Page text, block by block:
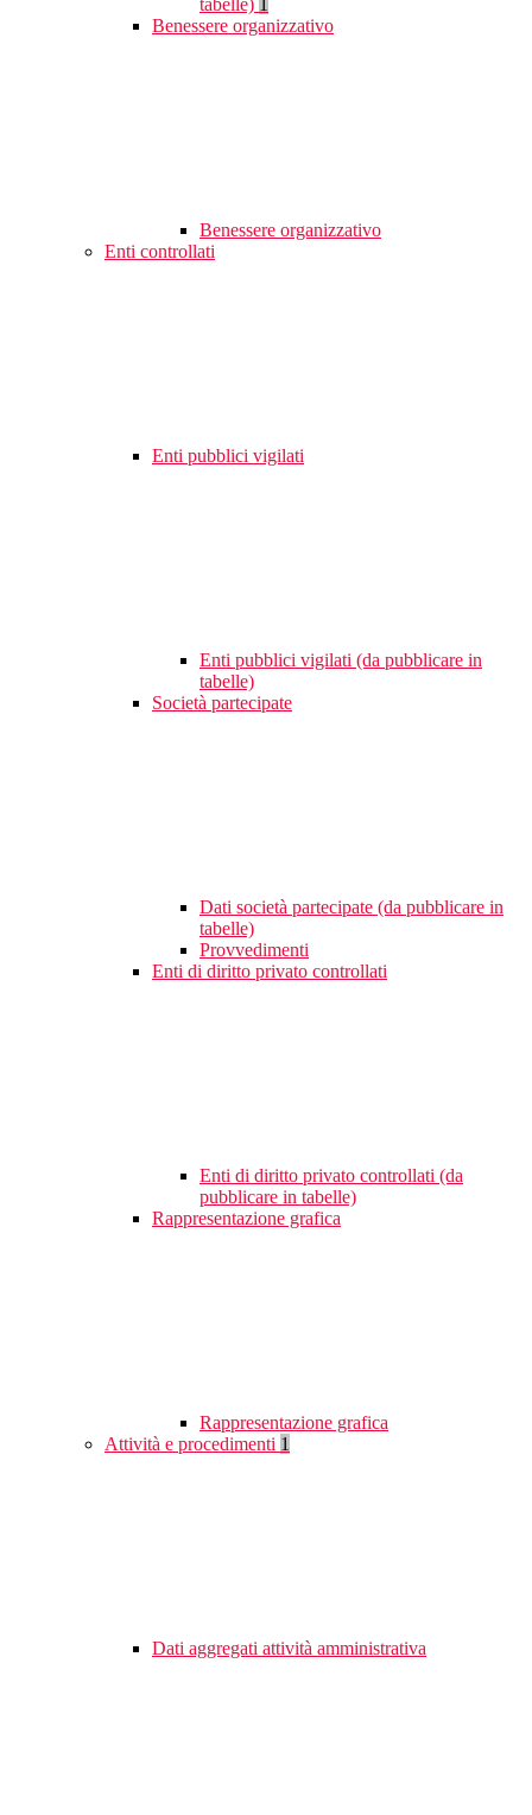
tabelle)
Benessere organizzativo
Benessere organizzativo
Enti controllati
Enti pubblici vigilati
Enti pubblici vigilati (da pubblicare in
tabelle)
Società partecipate
Dati società partecipate (da pubblicare in
tabelle)
Provvedimenti
Enti di diritto privato controllati
Enti di diritto privato controllati (da
pubblicare in tabelle)
Rappresentazione grafica
Rappresentazione grafica
Attività e procedimenti 1
Dati aggregati attività amministrativa